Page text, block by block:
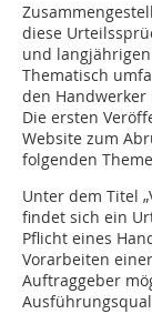
diese
und
Thematisch
den
Die ersten
Website zum
folgenden
Unter dem Titel
findet sich ein
Pflicht eines
Vorarbeiten
Auftraggeber